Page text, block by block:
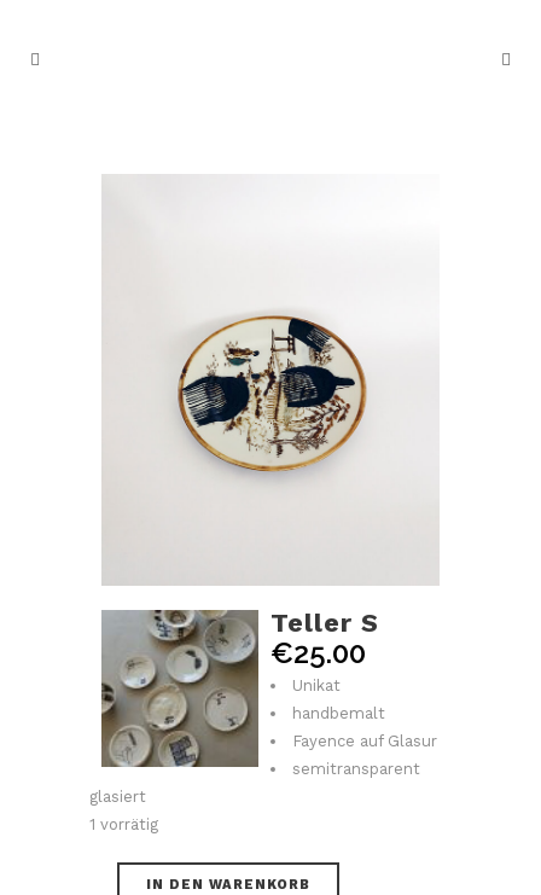
Teller S
€25.00
Unikat
handbemalt
Fayence auf Glasur
semitransparent
glasiert
1 vorrätig
IN DEN WARENKORB